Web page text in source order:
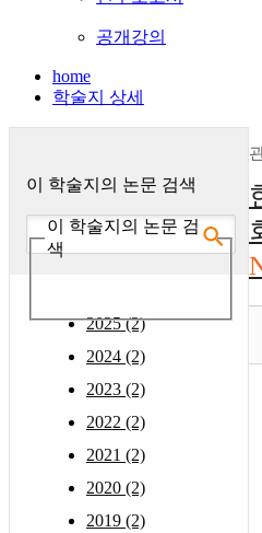
공개강의
home
학술지 상세
이 학술지의 논문 검색
이 학술지의 논문 검
색
2025 (2)
2024 (2)
2023 (2)
2022 (2)
2021 (2)
2020 (2)
2019 (2)